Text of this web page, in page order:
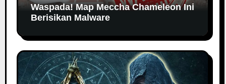
Waspada! Map Meccha Chameleon Ini
Berisikan Malware